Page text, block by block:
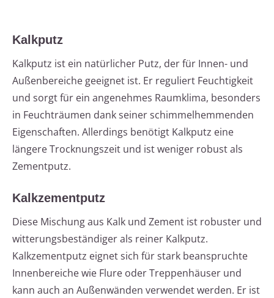
Kalkputz
Kalkputz ist ein natürlicher Putz, der für Innen- und
Außenbereiche geeignet ist. Er reguliert Feuchtigkeit
und sorgt für ein angenehmes Raumklima, besonders
in Feuchträumen dank seiner schimmelhemmenden
Eigenschaften. Allerdings benötigt Kalkputz eine
längere Trocknungszeit und ist weniger robust als
Zementputz.
Kalkzementputz
Diese Mischung aus Kalk und Zement ist robuster und
witterungsbeständiger als reiner Kalkputz.
Kalkzementputz eignet sich für stark beanspruchte
Innenbereiche wie Flure oder Treppenhäuser und
kann auch an Außenwänden verwendet werden. Er ist